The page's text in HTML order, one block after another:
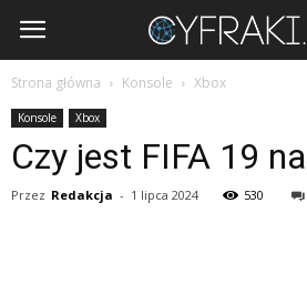
Cyfraki.pl
Strona główna Konsole Xbox
Konsole Xbox
Czy jest FIFA 19
Przez Redakcja - 1 lipca 2024 530